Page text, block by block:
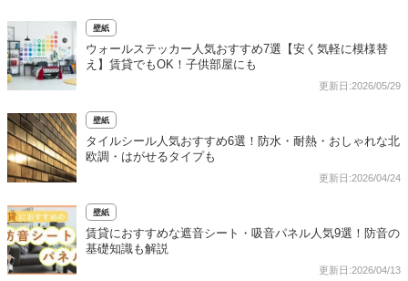
壁紙
ウォールステッカー人気おすすめ7選【安く気軽に模様替
え】賃貸でもOK！子供部屋にも
更新日:2026/05/29
壁紙
タイルシール人気おすすめ6選！防水・耐熱・おしゃれな北
欧調・はがせるタイプも
更新日:2026/04/24
壁紙
賃貸におすすめな遮音シート・吸音パネル人気9選！防音の
基礎知識も解説
更新日:2026/04/13